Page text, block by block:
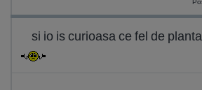
si io is curioasa ce fel de